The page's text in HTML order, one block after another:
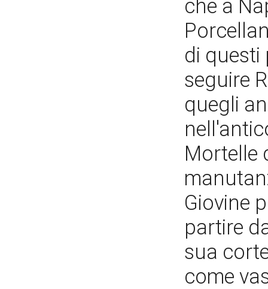
che a
di questi
seguire
quegli
Mortelle
Giovine
partire
sua
come